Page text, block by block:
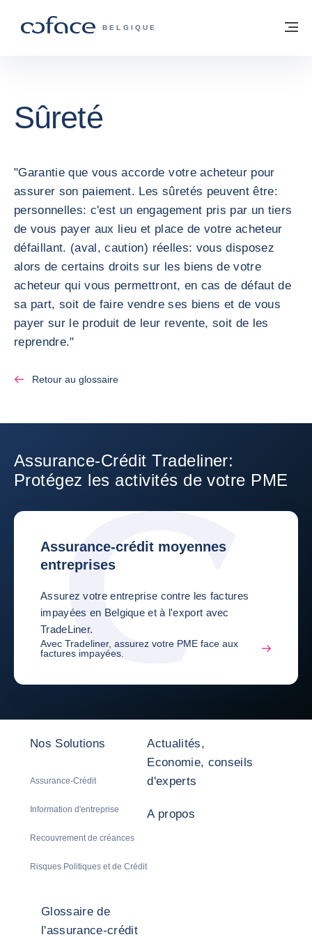
COFACE, FOR TRADE - PAGE
BELGIQUE
Retour à la page d'accueil
Sûreté
"Garantie que vous accorde votre acheteur pour
assurer son paiement. Les sûretés peuvent être:
personnelles: c'est un engagement pris par un tiers
de vous payer aux lieu et place de votre acheteur
défaillant. (aval, caution) réelles: vous disposez
alors de certains droits sur les biens de votre
acheteur qui vous permettront, en cas de défaut de
sa part, soit de faire vendre ses biens et de vous
payer sur le produit de leur revente, soit de les
reprendre."
Retour au glossaire
Assurance-Crédit Tradeliner:
Protégez les activités de votre PME
Assurance-crédit moyennes
entreprises
Assurez votre entreprise contre les factures
impayées en Belgique et à l'export avec
TradeLiner.
Avec Tradeliner, assurez votre PME face aux
factures impayées.
Nos Solutions
Assurance-Crédit
Information d'entreprise
Recouvrement de créances
Risques Politiques et de Crédit
Actualités,
Economie, conseils
d'experts
A propos
Glossaire de
l'assurance-crédit